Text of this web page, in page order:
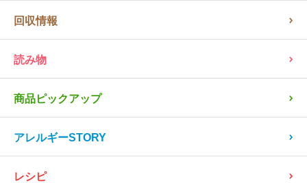
回収情報
読み物
商品ピックアップ
アレルギーSTORY
レシピ